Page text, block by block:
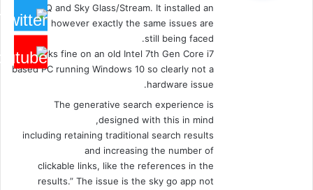
Sky Q and Sky Glass/Stream. It installed an
update however exactly the same issues are
still being faced.
Works fine on an old Intel 7th Gen Core i7
based PC running Windows 10 so clearly not a
hardware issue.
The generative search experience is
designed with this in mind,
including retaining traditional search results
and increasing the number of
clickable links, like the references in the
results.” The issue is the sky go app not